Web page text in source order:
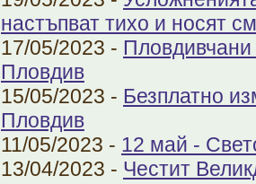
настъпват тихо и носят
17/05/2023 -
Пловдив
15/05/2023 - Безплатно
Пловдив
11/05/2023 - 12 май -
13/04/2023 - Честит